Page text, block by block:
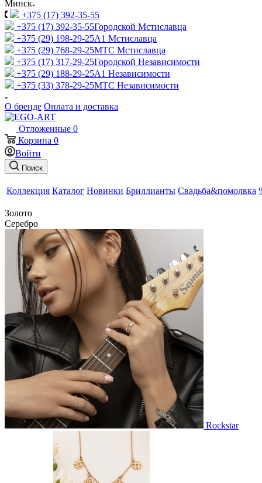
Минск
+375 (17) 392-35-55
+375 (17) 392-35-55Городской Мстиславца
+375 (29) 198-29-25A1 Мстиславца
+375 (29) 768-29-25МТС Мстиславца
+375 (17) 317-29-25Городской Независимости
+375 (29) 188-29-25A1 Независимости
+375 (33) 378-29-25МТС Независимости
О бренде Оплата и доставка
Отложенные 0
Корзина 0
Войти
Поиск
Коллекция Каталог Новинки Бриллианты Свадьба&помолвка
Золото
Серебро
Rockstar